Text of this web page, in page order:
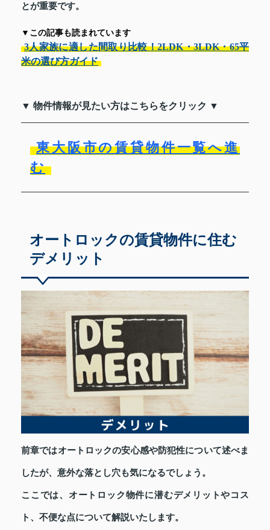
とが重要です。
▼この記事も読まれています
3人家族に適した間取り比較！2LDK・3LDK・65平
米の選び方ガイド
▼ 物件情報が見たい方はこちらをクリック ▼
東大阪市の賃貸物件一覧へ進
む
オートロックの賃貸物件に住む
デメリット
前章ではオートロックの安心感や防犯性について述べま
したが、意外な落とし穴も気になるでしょう。
ここでは、オートロック物件に潜むデメリットやコス
ト、不便な点について解説いたします。